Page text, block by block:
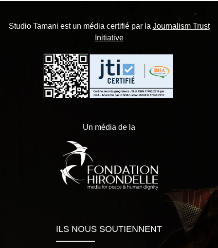
Studio Tamani est un média certifié par la Journalism Trust
Initiative
Un média de la
ILS NOUS SOUTIENNENT